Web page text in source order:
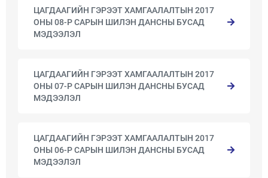
ЦАГДААГИЙН ГЭРЭЭТ ХАМГААЛАЛТЫН 2017
ОНЫ 08-Р САРЫН ШИЛЭН ДАНСНЫ БУСАД
МЭДЭЭЛЭЛ
ЦАГДААГИЙН ГЭРЭЭТ ХАМГААЛАЛТЫН 2017
ОНЫ 07-Р САРЫН ШИЛЭН ДАНСНЫ БУСАД
МЭДЭЭЛЭЛ
ЦАГДААГИЙН ГЭРЭЭТ ХАМГААЛАЛТЫН 2017
ОНЫ 06-Р САРЫН ШИЛЭН ДАНСНЫ БУСАД
МЭДЭЭЛЭЛ